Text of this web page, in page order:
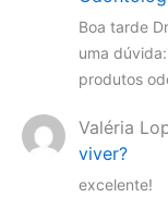
Boa tarde
uma
produtos
Valéria
viver?
excelente!